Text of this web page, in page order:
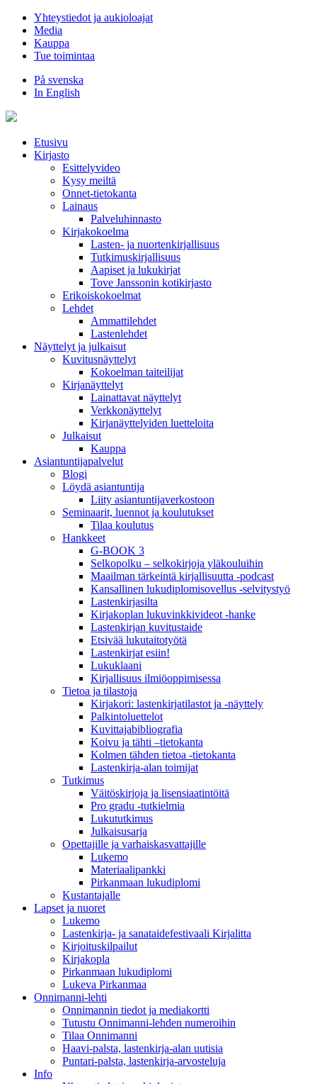
Hyppää
sisältöön
Yhteystiedot ja aukioloajat
Media
Kauppa
Tue toimintaa
På svenska
In English
Etusivu
Kirjasto
Esittelyvideo
Kysy meiltä
Onnet-tietokanta
Lainaus
Palveluhinnasto
Kirjakokoelma
Lasten- ja nuortenkirjallisuus
Tutkimuskirjallisuus
Aapiset ja lukukirjat
Tove Janssonin kotikirjasto
Erikoiskokoelmat
Lehdet
Ammattilehdet
Lastenlehdet
Näyttelyt ja julkaisut
Kuvitusnäyttelyt
Kokoelman taiteilijat
Kirjanäyttelyt
Lainattavat näyttelyt
Verkkonäyttelyt
Kirjanäyttelyiden luetteloita
Julkaisut
Kauppa
Asiantuntija­palvelut
Blogi
Löydä asiantuntija
Liity asiantuntijaverkostoon
Seminaarit, luennot ja koulutukset
Tilaa koulutus
Hankkeet
G-BOOK 3
Selkopolku – selkokirjoja yläkouluihin
Maailman tärkeintä kirjallisuutta -podcast
Kansallinen lukudiplomisovellus -selvitystyö
Lastenkirjasilta
Kirjakoplan lukuvinkkivideot -hanke
Lastenkirjan kuvitustaide
Etsivää lukutaitotyötä
Lastenkirjat esiin!
Lukuklaani
Kirjallisuus ilmiöoppimisessa
Tietoa ja tilastoja
Kirjakori: lastenkirjatilastot ja -näyttely
Palkintoluettelot
Kuvittaja­bibliografia
Koivu ja tähti –tietokanta
Kolmen tähden tietoa -tietokanta
Lastenkirja-alan toimijat
Tutkimus
Väitöskirjoja ja lisensiaatintöitä
Pro gradu -tutkielmia
Lukututkimus
Julkaisusarja
Opettajille ja varhaiskasvattajille
Lukemo
Materiaalipankki
Pirkanmaan lukudiplomi
Kustantajalle
Lapset ja nuoret
Lukemo
Lastenkirja- ja sanataidefestivaali Kirjalitta
Kirjoituskilpailut
Kirjakopla
Pirkanmaan lukudiplomi
Lukeva Pirkanmaa
Onnimanni-lehti
Onnimannin tiedot ja mediakortti
Tutustu Onnimanni-lehden numeroihin
Tilaa Onnimanni
Haavi-palsta, lastenkirja-alan uutisia
Puntari-palsta, lastenkirja-arvosteluja
Info